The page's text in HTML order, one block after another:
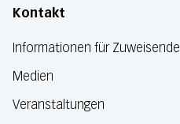
Kontakt
Informationen für Zuweisende
Medien
Veranstaltungen